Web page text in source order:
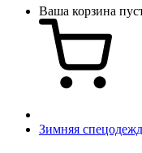
Ваша корзина
Зимняя